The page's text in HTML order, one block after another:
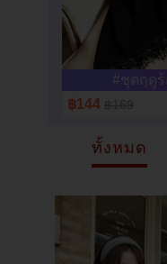
#ชุดฤดู
฿144
ทั้งหมด